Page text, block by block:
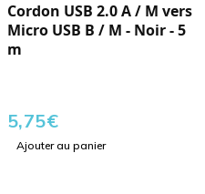
Cordon USB 2.0 A / M vers
Micro USB B / M - Noir - 5
m
5,75€
Ajouter au panier